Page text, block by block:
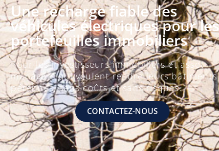
Une recharge fiable des
véhicules électriques pour
portefeuilles immobiliers
Pour les investisseurs immobiliers et asset
managers qui veulent rendre leurs bâtiments
pérennes, sans coûts et sans risques.
CONTACTEZ-NOUS